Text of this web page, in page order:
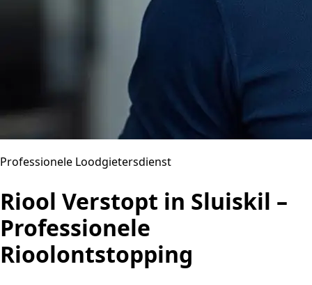
Professionele Loodgietersdienst
Riool Verstopt in Sluiskil –
Professionele
Rioolontstopping